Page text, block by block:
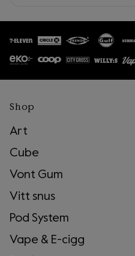
Shop
Art
Cube
Vont Gum
Vitt snus
Pod System
Vape & E-cigg